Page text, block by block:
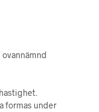
formas under